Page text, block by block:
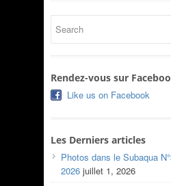
Rendez-vous sur
Like us on Facebook
Les Derniers articles
Photos dans le Subaqua
2026 juillet 1, 2026